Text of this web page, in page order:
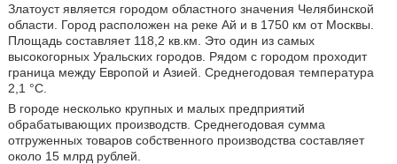
Златоуст является городом областного значения Челябинской
области. Город расположен на реке Ай и в 1750 км от Москвы.
Площадь составляет 118,2 кв.км. Это один из самых
высокогорных Уральских городов. Рядом с городом проходит
граница между Европой и Азией. Среднегодовая температура
2,1 °C.
В городе несколько крупных и малых предприятий
обрабатывающих производств. Среднегодовая сумма
отгруженных товаров собственного производства составляет
около 15 млрд рублей.